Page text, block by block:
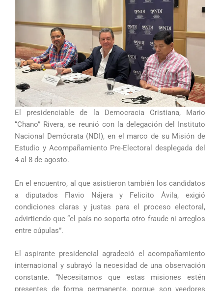
El presidenciable de la Democracia Cristiana, Mario
“Chano” Rivera, se reunió con la delegación del Instituto
Nacional Demócrata (NDI), en el marco de su Misión de
Estudio y Acompañamiento Pre-Electoral desplegada del
4 al 8 de agosto.
En el encuentro, al que asistieron también los candidatos
a diputados Flavio Nájera y Felicito Ávila, exigió
condiciones claras y justas para el proceso electoral,
advirtiendo que “el país no soporta otro fraude ni arreglos
entre cúpulas”.
El aspirante presidencial agradeció el acompañamiento
internacional y subrayó la necesidad de una observación
constante. “Necesitamos que estas misiones estén
presentes de forma permanente, porque son veedores